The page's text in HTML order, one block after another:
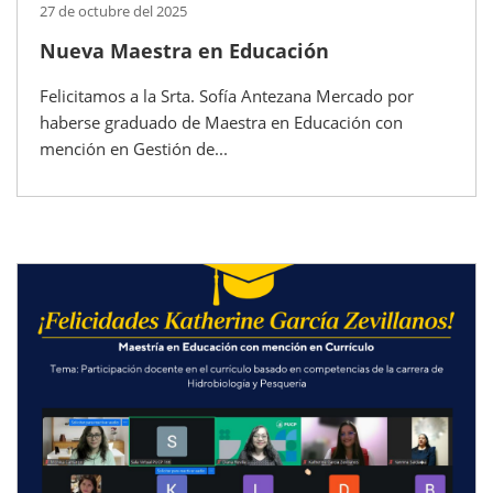
27 de octubre del 2025
Nueva Maestra en Educación
Felicitamos a la Srta. Sofía Antezana Mercado por
haberse graduado de Maestra en Educación con
mención en Gestión de...